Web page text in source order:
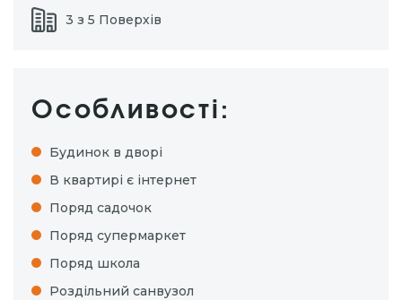
3 з 5 Поверхів
Особливості:
Будинок в дворі
В квартирі є інтернет
Поряд садочок
Поряд супермаркет
Поряд школа
Роздільний санвузол